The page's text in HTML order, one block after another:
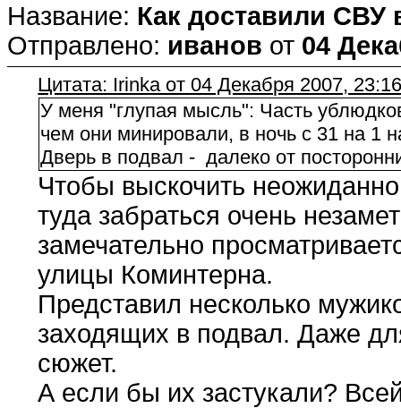
Название: Как доставили СВУ
Отправлено: иванов от 04
Цитата: Irinka от 04 Декабря 2007,
У меня "глупая мысль": Часть
чем они минировали, в ночь с 31 на 1
Дверь в подвал - далеко от
Чтобы выскочить
туда забраться очень
замечательно
улицы Коминтерна.
Представил несколько
заходящих в подвал. Даже
сюжет.
А если бы их застукали?